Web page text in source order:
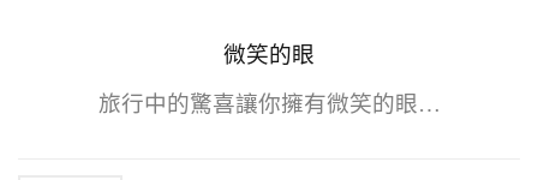
微笑的眼
旅行中的驚喜讓你擁有微笑的眼…